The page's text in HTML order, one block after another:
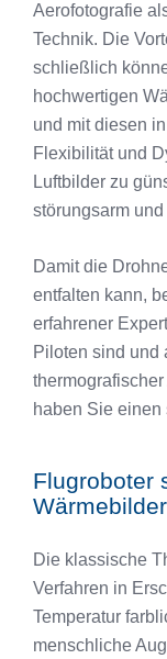
Aerofotografie
Technik. Die
schließlich
hochwertigen
und mit diesen
Flexibilität und
Luftbilder zu
störungsarm
Damit die
entfalten kann,
erfahrener
Piloten sind und
haben Sie einen
Flugroboter
Wärmebilder
Die klassische
Verfahren in
Temperatur
menschliche